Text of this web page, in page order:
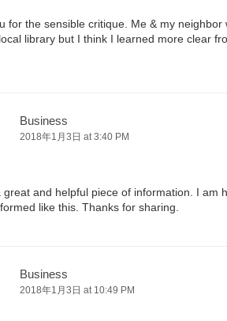
for the sensible critique. Me & my
library but I think I learned more clear
Business
2018年1月3日 at 3:40 PM
great and helpful piece of information. I
like this. Thanks for sharing.
Business
2018年1月3日 at 10:49 PM